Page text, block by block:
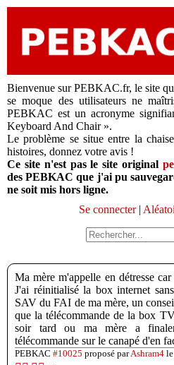
Bienvenue sur PEBKAC.fr, le site
se moque des utilisateurs ne
PEBKAC est un acronyme
Keyboard And Chair ».
Le problème se situe entre la
histoires, donnez votre avis !
Ce site n'est pas le site original
des PEBKAC que j'ai pu
ne soit mis hors ligne.
Se connecter|
Ma mère m'appelle en détresse
J'ai réinitialisé la box internet
SAV du FAI de ma mère, un
que la télécommande de la box
soir tard ou ma mère a
télécommande sur le canapé d'en
PEBKAC #10025 proposé parAshram4